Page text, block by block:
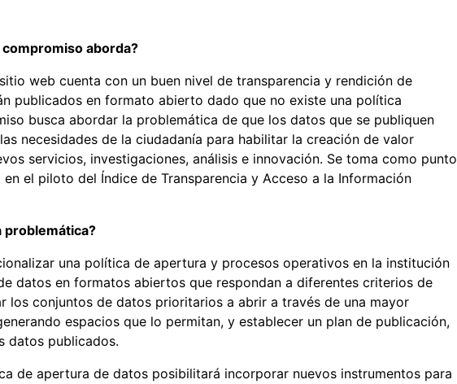
aborda?
web cuenta con un buen nivel de transparencia y rendición de
publicados en formato abierto dado que no existe una política
busca abordar la problemática de que los datos que se publiquen
necesidades de la ciudadanía para habilitar la creación de valor
servicios, investigaciones, análisis e innovación. Se toma como punto
el piloto del Índice de Transparencia y Acceso a la Información
problemática?
una política de apertura y procesos operativos en la institución
datos en formatos abiertos que respondan a diferentes criterios de
los conjuntos de datos prioritarios a abrir a través de una mayor
espacios que lo permitan, y establecer un plan de publicación,
datos publicados.
de apertura de datos posibilitará incorporar nuevos instrumentos para